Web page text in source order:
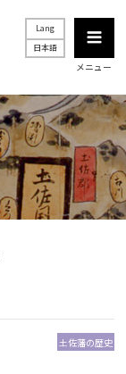
Lang
日本語
メニュー
土佐藩の歴史